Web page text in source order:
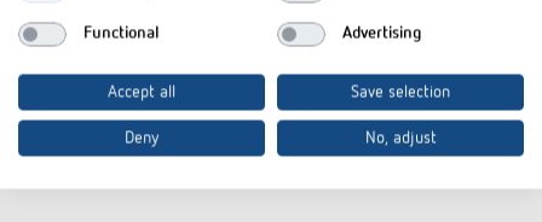
Modellreihen
Functional Advertising
Accept all Save selection
Deny No, adjust